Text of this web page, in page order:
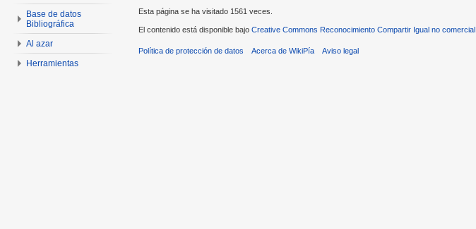
Base de datos
Bibliográfica
Al azar
Herramientas
Esta página se ha visitado 1561 veces.
El contenido está disponible bajo Creative Commons Reconocimiento Compartir Igual no comercial
Política de protección de datos Acerca de WikiPía Aviso legal